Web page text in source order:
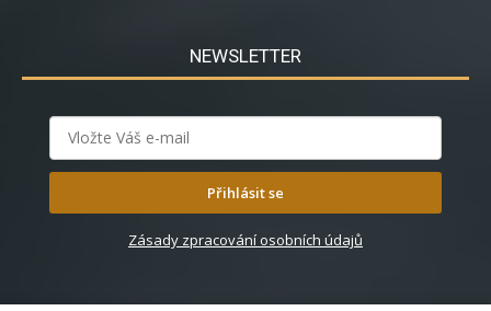
NEWSLETTER
Přihlásit se
Zásady zpracování osobních údajů